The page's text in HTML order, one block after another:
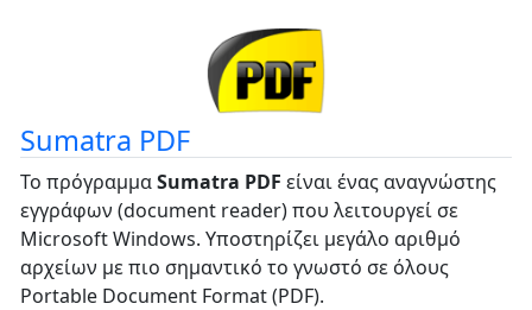
Sumatra PDF
Το πρόγραμμαSumatra PDF είναι ένας αναγνώστης
εγγράφων (document reader) που λειτουργεί σε
Microsoft Windows. Υποστηρίζει μεγάλο αριθμό
αρχείων με πιο σημαντικό το γνωστό σε όλους
Portable Document Format (PDF).